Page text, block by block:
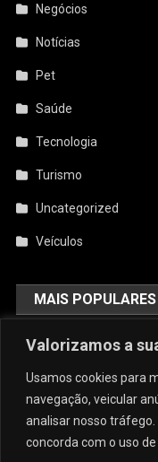
Valorizamos a
Usamos cookies para
navegação, veicular
analisar nosso tráfego.
concorda com o uso de
Negócios
Notícias
Pet
Saúde
Tecnologia
Turismo
Uncategorized
Veículos
MAIS POPULARES